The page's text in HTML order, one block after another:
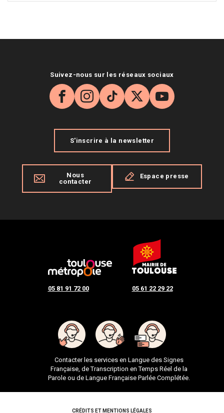
05 81 91 72 00 05 61 22 29 22
Contacter les services en Langue des Signes
Française, de Transcription en Temps Réel de la
Parole ou de Langue Française Parlée Complétée.
Suivez-nous sur les réseaux sociaux
Facebook
Instagram
TikTok
X YouTube
S'inscrire à la newsletter
Nous
contacter
Espace presse
CRÉDITS ET MENTIONS LÉGALES